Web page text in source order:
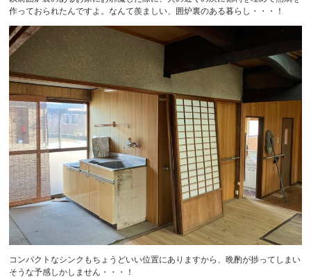
作っておられたんですよ。なんて羨ましい、囲炉裏のある暮らし・・・！
コンパクトなシンクもちょうどいい位置にありますから、晩酌が捗ってしまい
そうな予感しかしません・・・！